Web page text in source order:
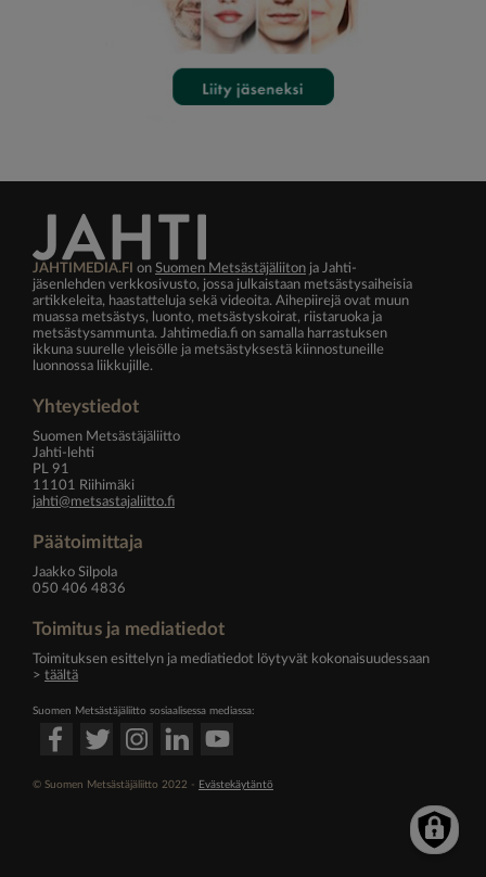
JAHTIMEDIA.FI on Suomen Metsästäjäliiton ja Jahti-
jäsenlehden verkkosivusto, jossa julkaistaan metsästysaiheisia
artikkeleita, haastatteluja sekä videoita. Aihepiirejä ovat muun
muassa metsästys, luonto, metsästyskoirat, riistaruoka ja
metsästysammunta. Jahtimedia.fi on samalla harrastuksen
ikkuna suurelle yleisölle ja metsästyksestä kiinnostuneille
luonnossa liikkujille.
Yhteystiedot
Suomen Metsästäjäliitto
Jahti-lehti
PL 91
11101 Riihimäki
jahti@metsastajaliitto.fi
Päätoimittaja
Jaakko Silpola
050 406 4836
Toimitus ja mediatiedot
Toimituksen esittelyn ja mediatiedot löytyvät kokonaisuudessaan
> täältä
Suomen Metsästäjäliitto sosiaalisessa mediassa:
© Suomen Metsästäjäliitto 2022 - Evästekäytäntö